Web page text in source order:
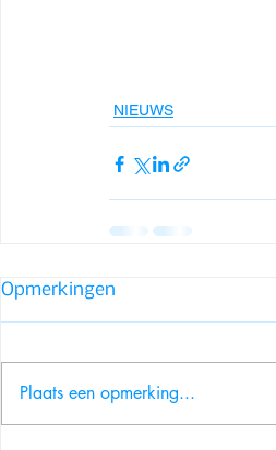
NIEUWS
Opmerkingen
Plaats een opmerking...